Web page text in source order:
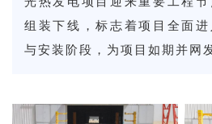
组装下线，标志着项目全面
与安装阶段，为项目如期并网